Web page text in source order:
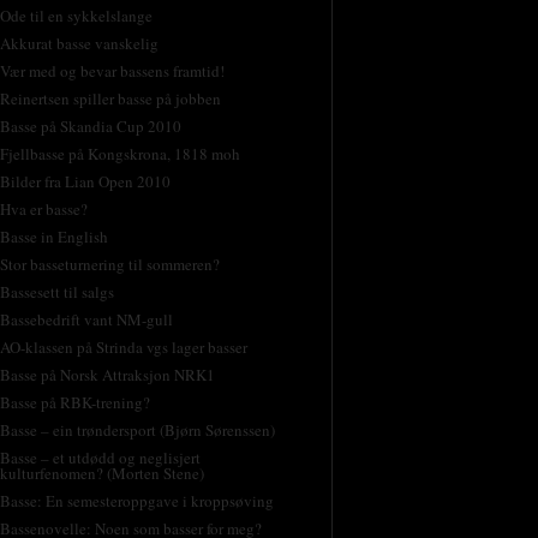
Ode til en sykkelslange
Akkurat basse vanskelig
Vær med og bevar bassens framtid!
Reinertsen spiller basse på jobben
Basse på Skandia Cup 2010
Fjellbasse på Kongskrona, 1818 moh
Bilder fra Lian Open 2010
Hva er basse?
Basse in English
Stor basseturnering til sommeren?
Bassesett til salgs
Bassebedrift vant NM-gull
AO-klassen på Strinda vgs lager basser
Basse på Norsk Attraksjon NRK1
Basse på RBK-trening?
Basse – ein trøndersport (Bjørn Sørenssen)
Basse – et utdødd og neglisjert
kulturfenomen? (Morten Stene)
Basse: En semesteroppgave i kroppsøving
Bassenovelle: Noen som basser for meg?